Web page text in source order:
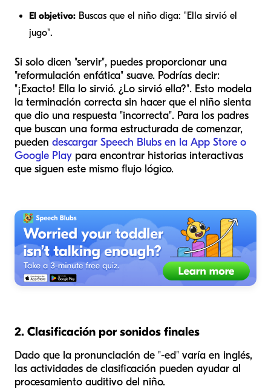
El objetivo: Buscas que el niño diga: "Ella sirvió el
jugo".
Si solo dicen "servir", puedes proporcionar una
"reformulación enfática" suave. Podrías decir:
"¡Exacto! Ella lo sirvió. ¿Lo sirvió ella?". Esto modela
la terminación correcta sin hacer que el niño sienta
que dio una respuesta "incorrecta". Para los padres
que buscan una forma estructurada de comenzar,
pueden descargar Speech Blubs en la App Store o
Google Play para encontrar historias interactivas
que siguen este mismo flujo lógico.
2. Clasificación por sonidos finales
Dado que la pronunciación de "-ed" varía en inglés,
las actividades de clasificación pueden ayudar al
procesamiento auditivo del niño.